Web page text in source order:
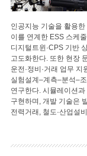
인공지능 기술을 활용
이를 연계한 ESS 스케
디지털트윈·CPS 기반
고도화한다. 또한 현장
운전·정비·거래 업무 지
실험설계–계측–분석–
연구한다. 시뮬레이션
구현하며, 개발 기술은
전력거래, 철도·산업설